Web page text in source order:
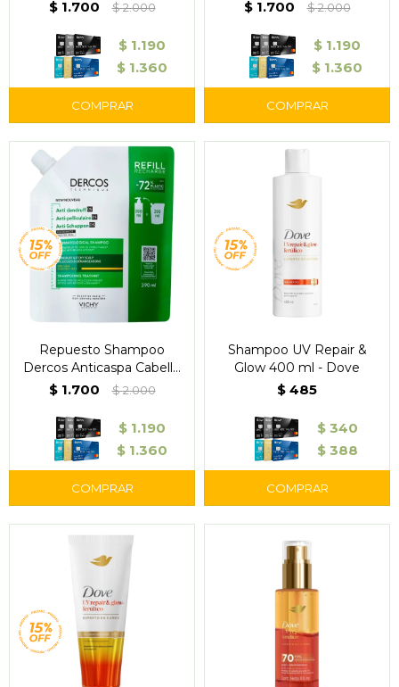
$ 1.700 $2.000
$ 1.190
$ 1.360
$ 1.700 $2.000
$ 1.190
$ 1.360
Repuesto Shampoo
Dercos Anticaspa Cabello
Seco 390 ml – Vichy
$ 1.700 $2.000
$ 1.190
$ 1.360
Shampoo UV Repair &
Glow 400 ml - Dove
$ 485
$ 340
$ 388